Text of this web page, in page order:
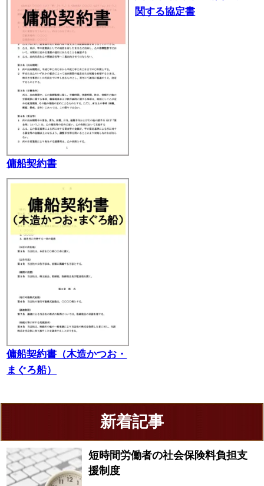
傭船契約書
関する協定書
傭船契約書（木造かつお・
まぐろ船）
新着記事
短時間労働者の社会保険料負担支
援制度